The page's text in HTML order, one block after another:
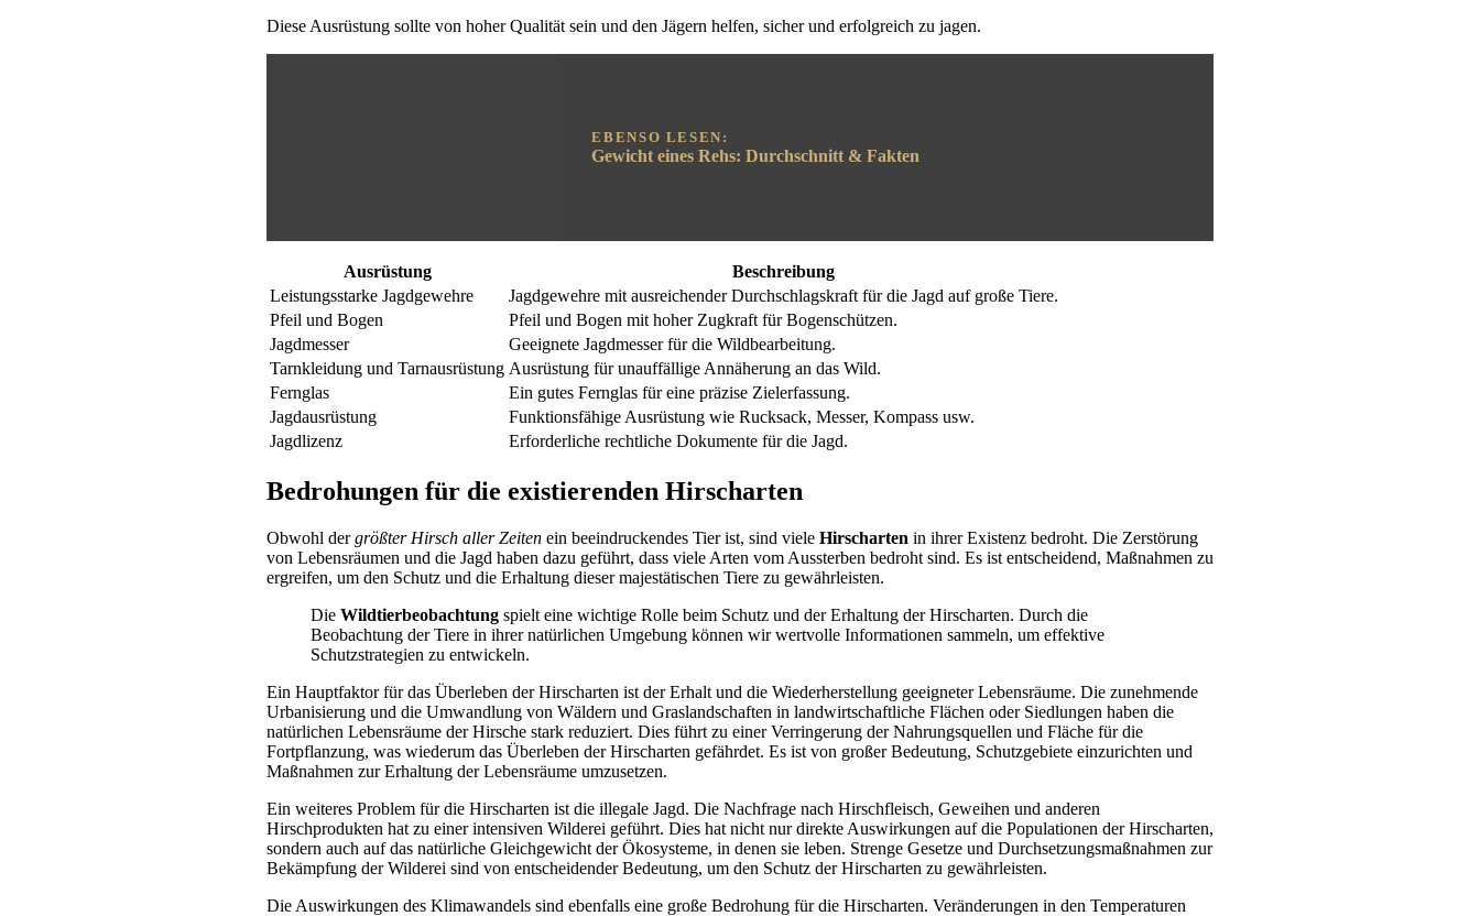
Diese Ausrüstung sollte von hoher Qualität sein und den Jägern helfen, sicher und erfolgreich zu jagen.
EBENSO LESEN:
Gewicht eines Rehs: Durchschnitt & Fakten
Ausrüstung
Beschreibung
Leistungsstarke Jagdgewehre
Jagdgewehre mit ausreichender Durchschlagskraft für die Jagd auf große Tiere.
Pfeil und Bogen
Pfeil und Bogen mit hoher Zugkraft für Bogenschützen.
Jagdmesser
Geeignete Jagdmesser für die Wildbearbeitung.
Tarnkleidung und Tarnausrüstung Ausrüstung für unauffällige Annäherung an das Wild.
Fernglas
Ein gutes Fernglas für eine präzise Zielerfassung.
Jagdausrüstung
Funktionsfähige Ausrüstung wie Rucksack, Messer, Kompass usw.
Jagdlizenz
Erforderliche rechtliche Dokumente für die Jagd.
Bedrohungen für die existierenden Hirscharten
Obwohl dergrößter Hirsch aller Zeiten ein beeindruckendes Tier ist, sind viele Hirscharten in ihrer Existenz bedroht. Die Zerstörung
von Lebensräumen und die Jagd haben dazu geführt, dass viele Arten vom Aussterben bedroht sind. Es ist entscheidend, Maßnahmen zu
ergreifen, um den Schutz und die Erhaltung dieser majestätischen Tiere zu gewährleisten.
Die Wildtierbeobachtung spielt eine wichtige Rolle beim Schutz und der Erhaltung der Hirscharten. Durch die
Beobachtung der Tiere in ihrer natürlichen Umgebung können wir wertvolle Informationen sammeln, um effektive
Schutzstrategien zu entwickeln.
Ein Hauptfaktor für das Überleben der Hirscharten ist der Erhalt und die Wiederherstellung geeigneter Lebensräume. Die zunehmende
Urbanisierung und die Umwandlung von Wäldern und Graslandschaften in landwirtschaftliche Flächen oder Siedlungen haben die
natürlichen Lebensräume der Hirsche stark reduziert. Dies führt zu einer Verringerung der Nahrungsquellen und Fläche für die
Fortpflanzung, was wiederum das Überleben der Hirscharten gefährdet. Es ist von großer Bedeutung, Schutzgebiete einzurichten und
Maßnahmen zur Erhaltung der Lebensräume umzusetzen.
Ein weiteres Problem für die Hirscharten ist die illegale Jagd. Die Nachfrage nach Hirschfleisch, Geweihen und anderen
Hirschprodukten hat zu einer intensiven Wilderei geführt. Dies hat nicht nur direkte Auswirkungen auf die Populationen der Hirscharten,
sondern auch auf das natürliche Gleichgewicht der Ökosysteme, in denen sie leben. Strenge Gesetze und Durchsetzungsmaßnahmen zur
Bekämpfung der Wilderei sind von entscheidender Bedeutung, um den Schutz der Hirscharten zu gewährleisten.
Die Auswirkungen des Klimawandels sind ebenfalls eine große Bedrohung für die Hirscharten. Veränderungen in den Temperaturen